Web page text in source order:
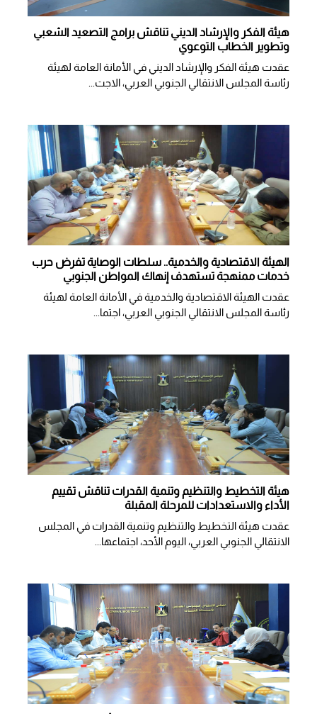
هيئة الفكر والإرشاد الديني تناقش برامج التصعيد الشعبي
وتطوير الخطاب التوعوي
عقدت هيئة الفكر والإرشاد الديني في الأمانة العامة لهيئة
رئاسة المجلس الانتقالي الجنوبي العربي، الاجت...
الهيئة الاقتصادية والخدمية.. سلطات الوصاية تفرض حرب
خدمات ممنهجة تستهدف إنهاك المواطن الجنوبي
عقدت الهيئة الاقتصادية والخدمية في الأمانة العامة لهيئة
رئاسة المجلس الانتقالي الجنوبي العربي، اجتما...
هيئة التخطيط والتنظيم وتنمية القدرات تناقش تقييم
الأداء والاستعدادات للمرحلة المقبلة
عقدت هيئة التخطيط والتنظيم وتنمية القدرات في المجلس
الانتقالي الجنوبي العربي، اليوم الأحد، اجتماعها...